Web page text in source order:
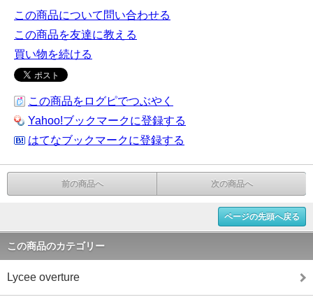
この商品について問い合わせる
この商品を友達に教える
買い物を続ける
この商品をログピでつぶやく
Yahoo!ブックマークに登録する
はてなブックマークに登録する
前の商品へ 次の商品へ
ページの先頭へ戻る
この商品のカテゴリー
Lycee overture